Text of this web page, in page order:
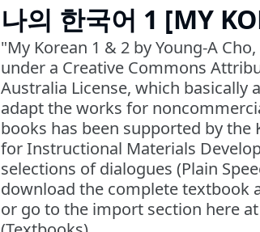
나의 한국어 1 [MY
"My Korean 1 & 2 by Young-A
under a Creative Commons
Australia License, which
adapt the works for
books has been supported by the
for Instructional Materials
selections of dialogues (Plain
download the complete textbook
or go to the import section here